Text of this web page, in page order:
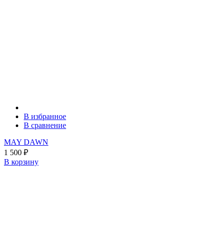
В избранное
В сравнение
MAY DAWN
1 500 ₽
В корзину